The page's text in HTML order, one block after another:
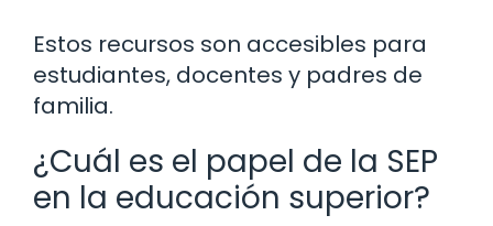
Estos recursos son accesibles para
estudiantes, docentes y padres de
familia.
¿Cuál es el papel de la SEP
en la educación superior?